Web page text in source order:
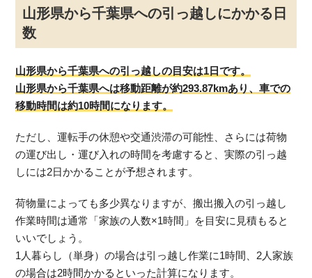
山形県から千葉県への引っ越しにかかる日
数
山形県から千葉県への引っ越しの目安は1日です。
山形県から千葉県へは移動距離が約293.87kmあり、車での
移動時間は約10時間になります。
ただし、運転手の休憩や交通渋滞の可能性、さらには荷物
の運び出し・運び入れの時間を考慮すると、実際の引っ越
しには2日かかることが予想されます。
荷物量によっても多少異なりますが、搬出搬入の引っ越し
作業時間は通常「家族の人数×1時間」を目安に見積もると
いいでしょう。
1人暮らし（単身）の場合は引っ越し作業に1時間、2人家族
の場合は2時間かかるといった計算になります。